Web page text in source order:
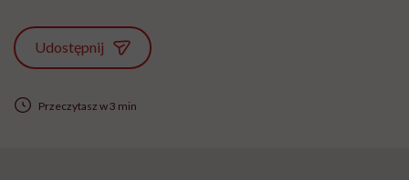
Udostępnij
Przeczytasz w 3 min